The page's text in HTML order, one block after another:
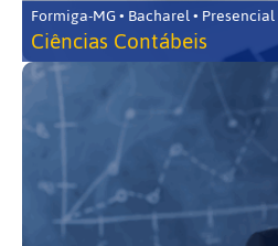
Formiga-MG • Bacharel • Presencial
Ciências Contábeis